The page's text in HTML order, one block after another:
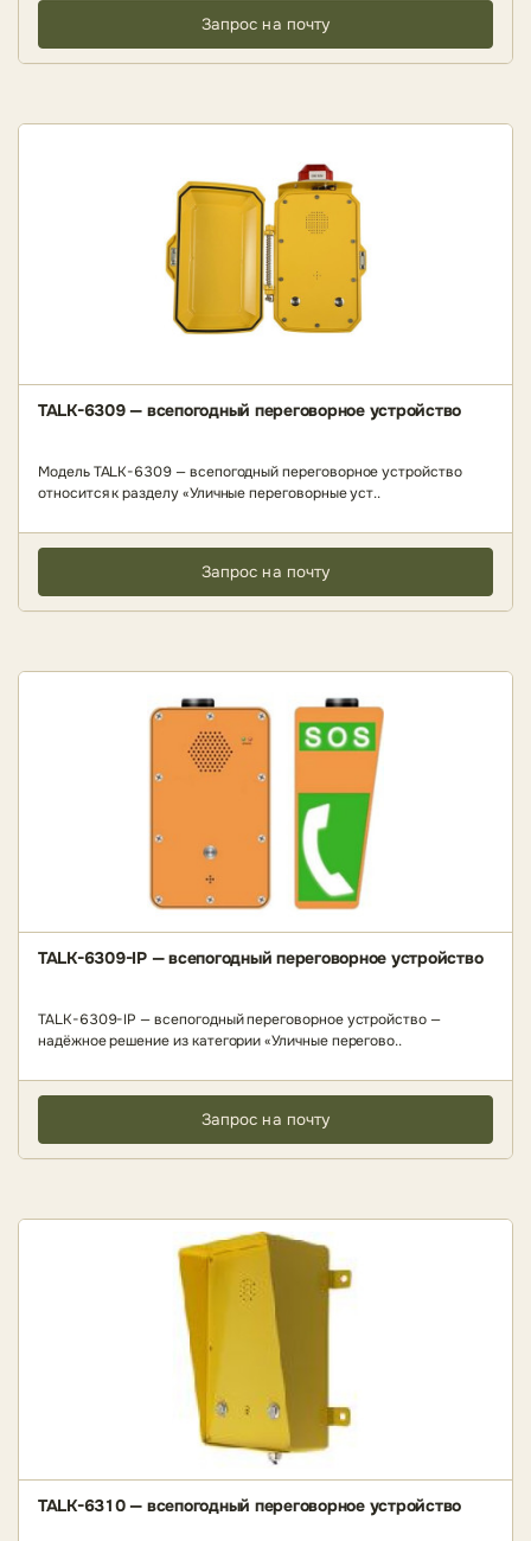
Запрос на почту
TALK-6309 — всепогодный переговорное устройство
Модель TALK-6309 — всепогодный переговорное устройство
относится к разделу «Уличные переговорные уст..
Запрос на почту
TALK-6309-IP — всепогодный переговорное устройство
TALK-6309-IP — всепогодный переговорное устройство —
надёжное решение из категории «Уличные перегово..
Запрос на почту
TALK-6310 — всепогодный переговорное устройство